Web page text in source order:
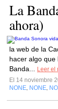
La
ahora)
la web de la
hacer algo que
Banda...
Leer el
El 14 noviembre
NONE NONE